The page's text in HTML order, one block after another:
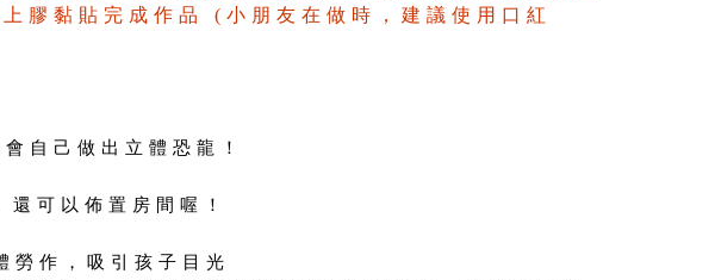
膠黏貼完成作品 (小朋友在做時，建議使用口紅
自己做出立體恐龍！
可以佈置房間喔！
勞作，吸引孩子目光